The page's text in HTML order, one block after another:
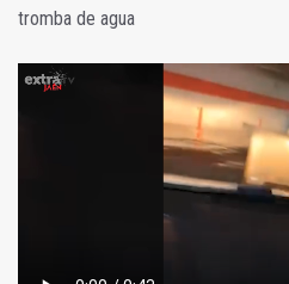
tromba de agua